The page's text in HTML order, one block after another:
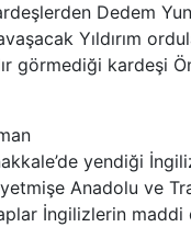
Dedem
Yıldırım
görmediği kardeşi
yendiği
Anadolu ve
İngilizlerin